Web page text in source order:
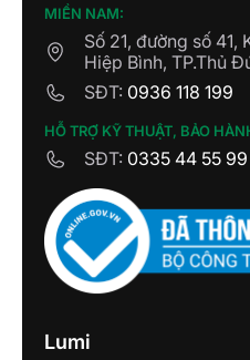
465, khu biệt thự
Phòng
CÔNG TY TNHH
714 ĐL Lê Thanh
Thanh Nghị, Hải
CÔNG TY TNHH
Số 147 Bạch Đằng
Bàng - TP Hải
GIẢI PHÁP CÔNG
MIỀN NAM:
Số 21, đường số 41,
Hiệp Bình, TP.Thủ
SĐT: 0936 118 199
HỖ TRỢ KỸ THUẬT, BẢO
SĐT: 0335 44 55 99
Lumi